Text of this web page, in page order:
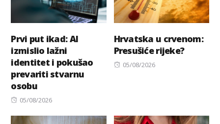
Prvi put ikad: AI
izmislio lažni
identitet i pokušao
prevariti stvarnu
osobu
Posted
05/08/2026
Hrvatska u crvenom:
Presušiće rijeke?
Posted
05/08/2026